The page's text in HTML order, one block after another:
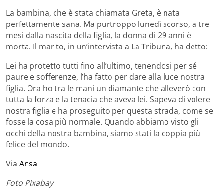
La bambina, che è stata chiamata Greta, è nata
perfettamente sana. Ma purtroppo lunedì scorso, a tre
mesi dalla nascita della figlia, la donna di 29 anni è
morta. Il marito, in un’intervista a La Tribuna, ha detto:
Lei ha protetto tutti fino all’ultimo, tenendosi per sé
paure e sofferenze, l’ha fatto per dare alla luce nostra
figlia. Ora ho tra le mani un diamante che alleverò con
tutta la forza e la tenacia che aveva lei. Sapeva di volere
nostra figlia e ha proseguito per questa strada, come se
fosse la cosa più normale. Quando abbiamo visto gli
occhi della nostra bambina, siamo stati la coppia più
felice del mondo.
Via Ansa
Foto Pixabay